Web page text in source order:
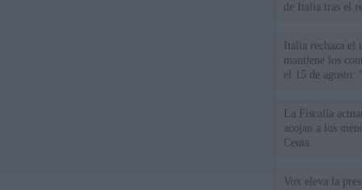
de Italia tras el
Italia rechaza
mantiene los
el 15 de agosto:
La Fiscalía
acojan a los
Ceuta
Vox eleva la